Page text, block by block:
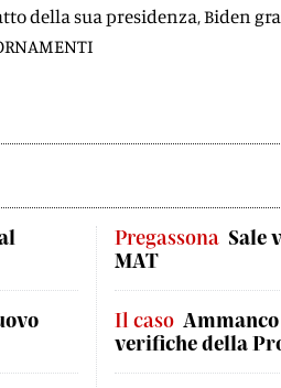
della sua presidenza, Biden
Pregassona Sale
MAT
Il caso
verifiche della